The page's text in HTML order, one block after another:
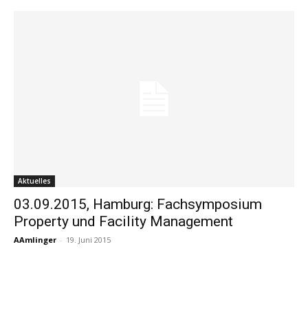
Aktuelles
03.09.2015, Hamburg: Fachsymposium
Property und Facility Management
AAmlinger - 19. Juni 2015